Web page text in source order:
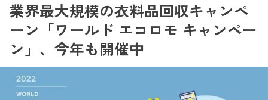
業界最大規模の衣料品回収キャンペ
ーン「ワールド エコロモ キャンペー
ン」、今年も開催中